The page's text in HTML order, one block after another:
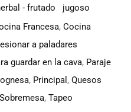
- frutado
jugoso
Francesa, Cocina
a paladares
guardar en la cava, Paraje
, Principal , Quesos
Sobremesa, Tapeo